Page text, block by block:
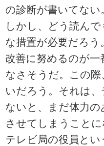
の診断が書いてない
しかし、どう読ん
な措置が必要だろ
改善に努めるのが
なさそうだ。この
いだろう。それは
ないと、まだ体力
させてしまうこと
テレビ局の役員と